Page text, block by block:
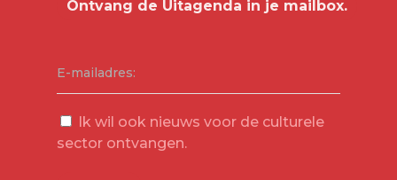
E-mailadres:
Ik wil ook nieuws voor de culturele
sector ontvangen.